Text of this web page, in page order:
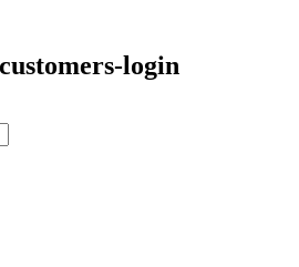
login